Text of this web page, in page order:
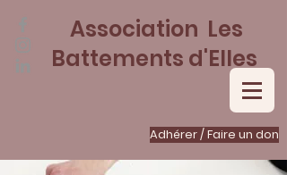
Adhérer / Faire un don
Association Les
Battements d'Elles